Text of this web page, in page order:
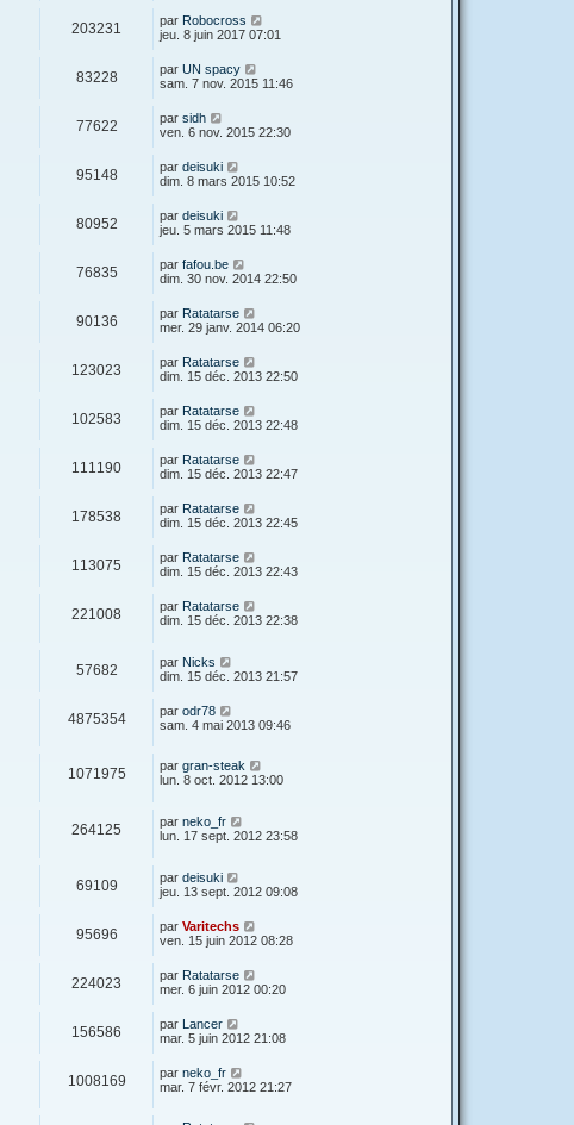
203231 par Robocross
jeu. 8 juin 2017 07:01
83228 par UN spacy
sam. 7 nov. 2015 11:46
77622 par sidh
ven. 6 nov. 2015 22:30
95148 par deisuki
dim. 8 mars 2015 10:52
80952 par deisuki
jeu. 5 mars 2015 11:48
76835 par fafou.be
dim. 30 nov. 2014 22:50
90136 par Ratatarse
mer. 29 janv. 2014 06:20
123023 par Ratatarse
dim. 15 déc. 2013 22:50
102583 par Ratatarse
dim. 15 déc. 2013 22:48
111190 par Ratatarse
dim. 15 déc. 2013 22:47
178538 par Ratatarse
dim. 15 déc. 2013 22:45
113075 par Ratatarse
dim. 15 déc. 2013 22:43
221008 par Ratatarse
dim. 15 déc. 2013 22:38
57682 par Nicks
dim. 15 déc. 2013 21:57
4875354 par odr78
sam. 4 mai 2013 09:46
1071975 par gran-steak
lun. 8 oct. 2012 13:00
264125 par neko_fr
lun. 17 sept. 2012 23:58
69109 par deisuki
jeu. 13 sept. 2012 09:08
95696 par Varitechs
ven. 15 juin 2012 08:28
224023 par Ratatarse
mer. 6 juin 2012 00:20
156586 par Lancer
mar. 5 juin 2012 21:08
1008169 par neko_fr
mar. 7 févr. 2012 21:27